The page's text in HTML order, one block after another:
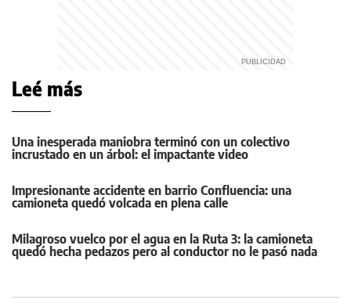
Leé más
Una inesperada maniobra terminó con un colectivo
incrustado en un árbol: el impactante video
Impresionante accidente en barrio Confluencia: una
camioneta quedó volcada en plena calle
Milagroso vuelco por el agua en la Ruta 3: la camioneta
quedó hecha pedazos pero al conductor no le pasó nada